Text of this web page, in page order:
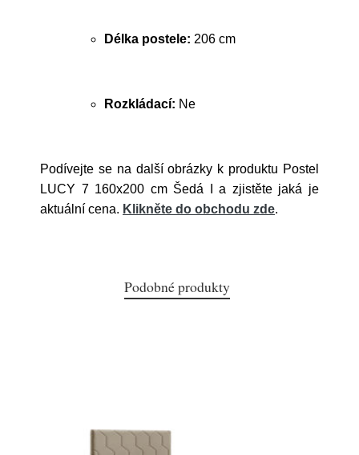
Délka postele: 206 cm
Rozkládací: Ne
Podívejte se na další obrázky k produktu Postel
LUCY 7 160x200 cm Šedá I a zjistěte jaká je
aktuální cena. Klikněte do obchodu zde.
Podobné produkty